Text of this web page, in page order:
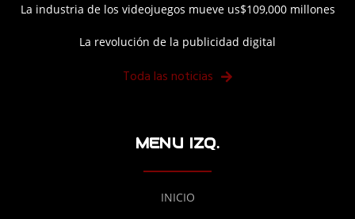
La industria de los videojuegos mueve us$109,000 millones
La revolución de la publicidad digital
Toda las noticias
MENU IZQ.
INICIO